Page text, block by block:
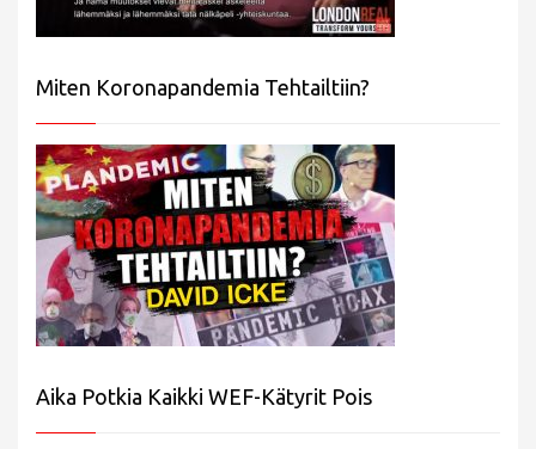
Miten Koronapandemia Tehtailtiin?
Aika Potkia Kaikki WEF-Kätyrit Pois